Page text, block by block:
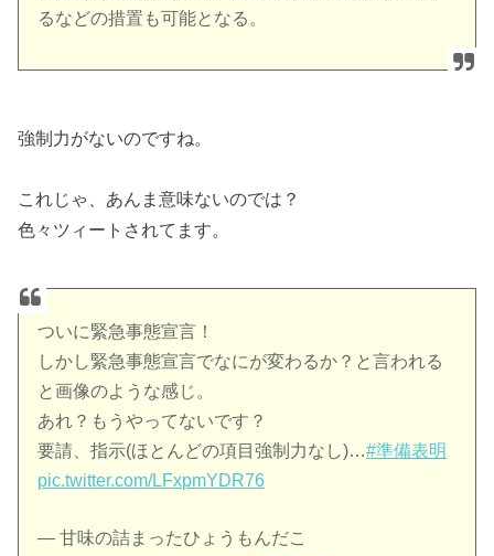
るなどの措置も可能となる。
強制力がないのですね。
これじゃ、あんま意味ないのでは？
色々ツィートされてます。
ついに緊急事態宣言！
しかし緊急事態宣言でなにが変わるか？と言われる
と画像のような感じ。
あれ？もうやってないです？
要請、指示(ほとんどの項目強制力なし)…#準備表明
pic.twitter.com/LFxpmYDR76
— 甘味の詰まったひょうもんだこ